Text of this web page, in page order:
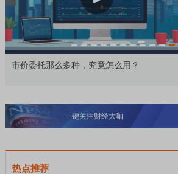
市价委托那么多种，究竟怎么用？
一键关注财经大咖
热点推荐